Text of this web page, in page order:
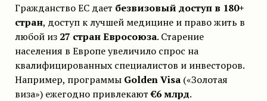
Гражданство ЕС дает безвизовый доступ в 180+
стран, доступ к лучшей медицине и право жить в
любой из 27 стран Евросоюза. Старение
населения в Европе увеличило спрос на
квалифицированных специалистов и инвесторов.
Например, программы Golden Visa(«Золотая
виза») ежегодно привлекают€6 млрд.